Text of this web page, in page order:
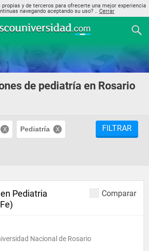
y de terceros para ofrecerte una mejor experiencia
navegando aceptando su uso? .. Cerrar
de pediatría en Rosario
Pediatría FILTRAR
Comparar
Pediatria
Nacional de Rosario